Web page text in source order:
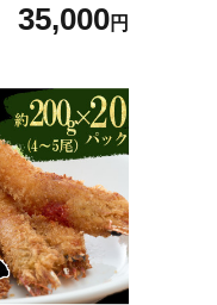
35,000円